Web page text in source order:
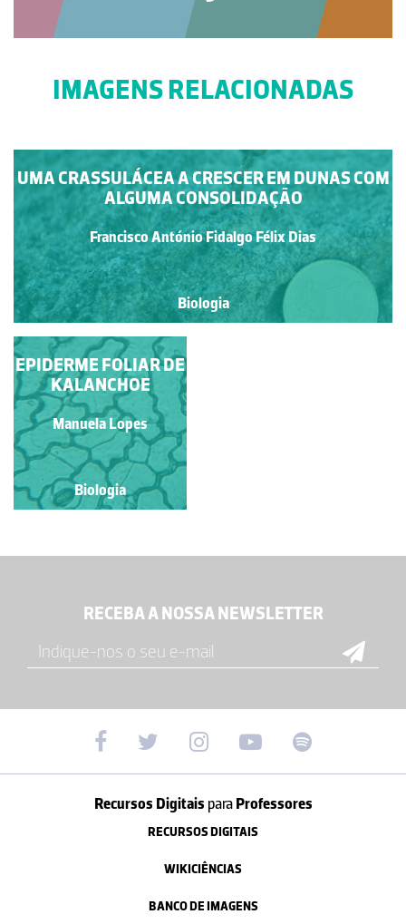
IMAGENS RELACIONADAS
UMA CRASSULÁCEA A CRESCER EM DUNAS COM
ALGUMA CONSOLIDAÇÃO
Francisco António Fidalgo Félix Dias
Biologia
SEDUM ALBUM L.
Rubim Manuel Almeida da
Silva
Biologia
EPIDERME FOLIAR DE
KALANCHOE
Manuela Lopes
Biologia
RECEBA A NOSSA NEWSLETTER
Recursos Digitais paraProfessores
RECURSOS DIGITAIS
WIKICIÊNCIAS
BANCO DE IMAGENS